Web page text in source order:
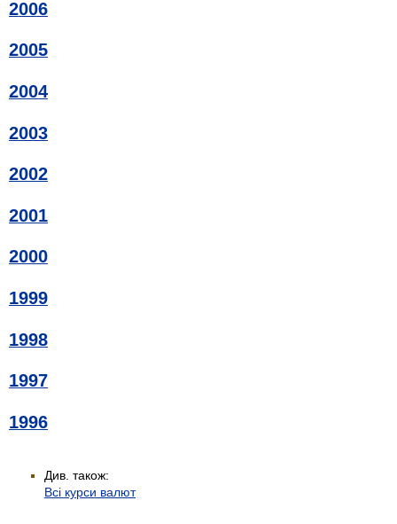
2006
2005
2004
2003
2002
2001
2000
1999
1998
1997
1996
Див. також:
Всі курси валют